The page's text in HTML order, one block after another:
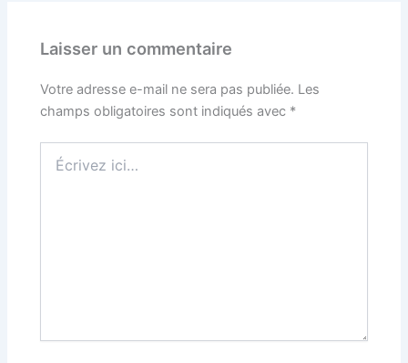
Laisser un commentaire
Votre adresse e-mail ne sera pas publiée. Les
champs obligatoires sont indiqués avec *
ici…